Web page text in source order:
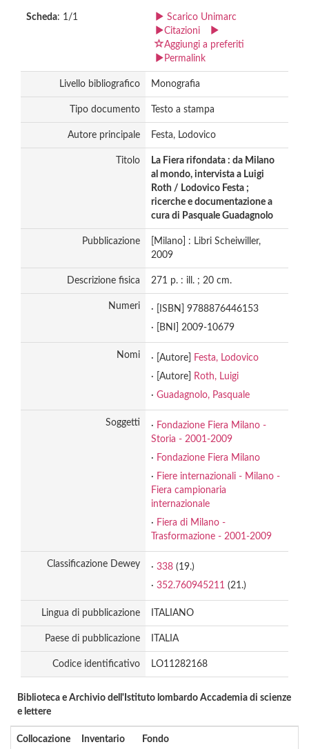
Scheda: 1/1
Scarico Unimarc
Citazioni
Aggiungi a preferiti
Permalink
Livello bibliografico Monografia
Tipo documento Testo a stampa
Autore principale Festa, Lodovico
Titolo
La Fiera rifondata : da Milano
al mondo, intervista a Luigi
Roth / Lodovico Festa ;
ricerche e documentazione a
cura di Pasquale Guadagnolo
Pubblicazione
[Milano] : Libri Scheiwiller,
2009
Descrizione fisica 271 p. : ill. ; 20 cm.
Numeri
· [ISBN] 9788876446153
· [BNI] 2009-10679
Nomi · [Autore]
Festa, Lodovico
· [Autore]
Roth, Luigi
· Guadagnolo, Pasquale
Soggetti · Fondazione Fiera Milano -
Storia - 2001-2009
· Fondazione Fiera Milano
· Fiere internazionali - Milano -
Fiera campionaria
internazionale
· Fiera di Milano -
Trasformazione - 2001-2009
Classificazione Dewey · 338 (19.)
· 352.760945211 (21.)
Lingua di pubblicazione ITALIANO
Paese di pubblicazione ITALIA
Codice identificativo LO11282168
Biblioteca e Archivio dell'Istituto lombardo Accademia di scienze
e lettere
Collocazione Inventario Fondo